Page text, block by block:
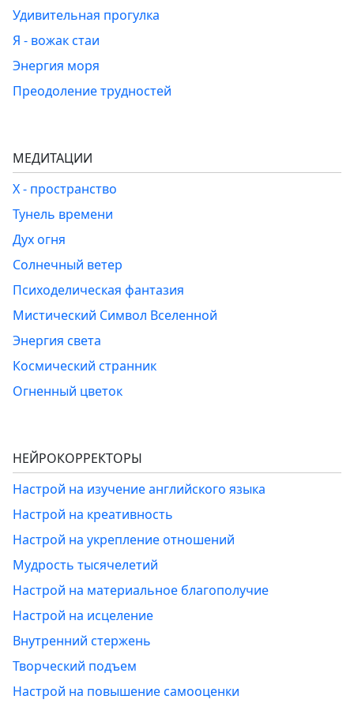
Удивительная прогулка
Я - вожак стаи
Энергия моря
Преодоление трудностей
МЕДИТАЦИИ
Х - пространство
Тунель времени
Дух огня
Солнечный ветер
Психоделическая фантазия
Мистический Символ Вселенной
Энергия света
Космический странник
Огненный цветок
НЕЙРОКОРРЕКТОРЫ
Настрой на изучение английского языка
Настрой на креативность
Настрой на укрепление отношений
Мудрость тысячелетий
Настрой на материальное благополучие
Настрой на исцеление
Внутренний стержень
Творческий подъем
Настрой на повышение самооценки